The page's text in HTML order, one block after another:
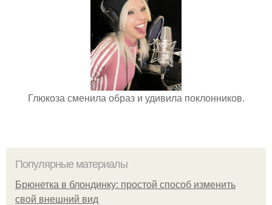
Глюкоза сменила образ и удивила поклонников.
Популярные материалы
Брюнетка в блондинку: простой способ изменить
свой внешний вид